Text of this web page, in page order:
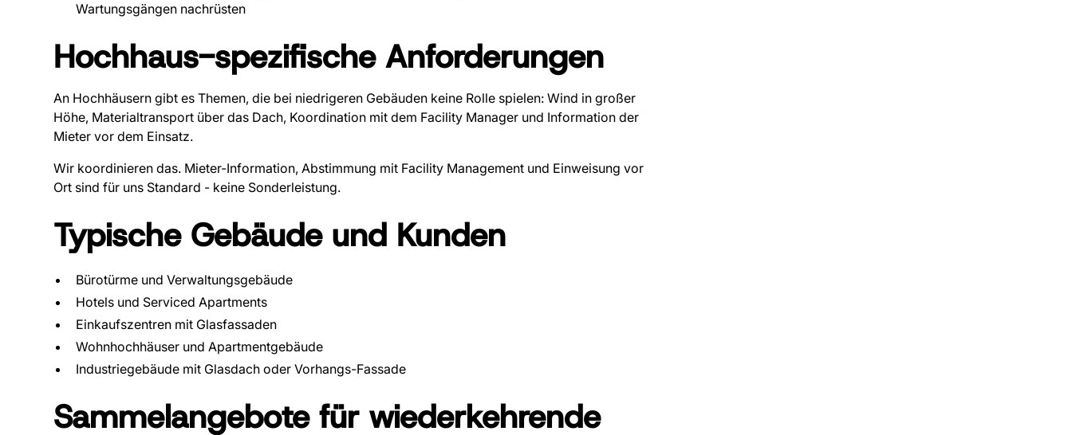
Wartungsgängen nachrüsten
Hochhaus-spezifische Anforderungen
An Hochhäusern gibt es Themen, die bei niedrigeren Gebäuden keine Rolle spielen: Wind in großer
Höhe, Materialtransport über das Dach, Koordination mit dem Facility Manager und Information der
Mieter vor dem Einsatz.
Wir koordinieren das. Mieter-Information, Abstimmung mit Facility Management und Einweisung vor
Ort sind für uns Standard - keine Sonderleistung.
Typische Gebäude und Kunden
Bürotürme und Verwaltungsgebäude
Hotels und Serviced Apartments
Einkaufszentren mit Glasfassaden
Wohnhochhäuser und Apartmentgebäude
Industriegebäude mit Glasdach oder Vorhangs-Fassade
Sammelangebote für wiederkehrende